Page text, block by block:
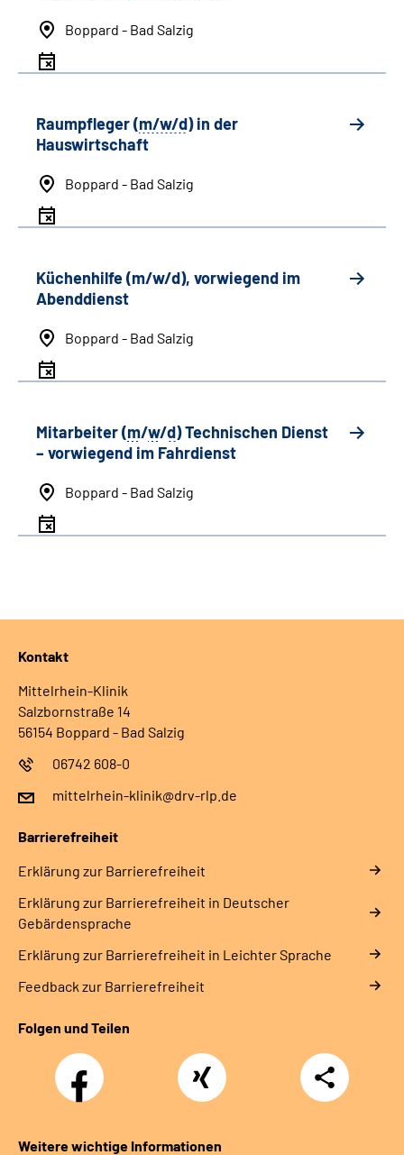
Boppard - Bad Salzig
Raumpfleger (m/w/d) in der
Hauswirtschaft
Boppard - Bad Salzig
Küchenhilfe (m/w/d), vorwiegend im
Abenddienst
Boppard - Bad Salzig
Mitarbeiter (m/w/d) Technischen Dienst
– vorwiegend im Fahrdienst
Boppard - Bad Salzig
Kontakt
Mittelrhein-Klinik
Salzbornstraße 14
56154 Boppard - Bad Salzig
06742 608-0
mittelrhein-klinik@drv-rlp.de
Barrierefreiheit
Erklärung zur Barrierefreiheit
Erklärung zur Barrierefreiheit in Deutscher
Gebärdensprache
Erklärung zur Barrierefreiheit in Leichter Sprache
Feedback zur Barrierefreiheit
Folgen und Teilen
Facebook Xing
Teilen
Weitere wichtige Informationen